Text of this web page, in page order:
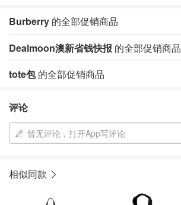
Burberry 的全部促销商品
Dealmoon澳新省钱快报 的全部促销商品
tote包的全部促销商品
评论
暂无评论，打开App写评论
相似同款